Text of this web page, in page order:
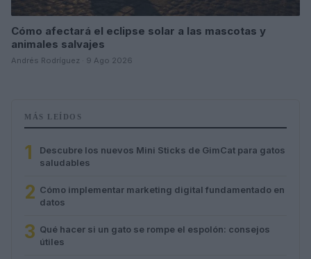
Cómo afectará el eclipse solar a las mascotas y
animales salvajes
Andrés Rodríguez · 9 Ago 2026
MÁS LEÍDOS
1
Descubre los nuevos Mini Sticks de GimCat para gatos
saludables
2 Cómo implementar marketing digital fundamentado en
datos
3 Qué hacer si un gato se rompe el espolón: consejos
útiles